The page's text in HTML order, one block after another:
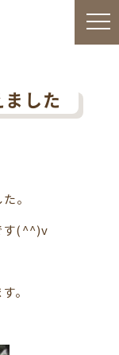
ました
。
す(^^)v
。